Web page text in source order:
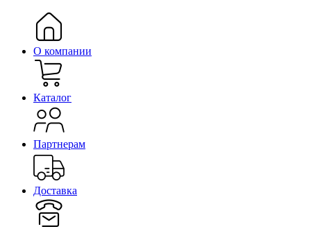
О компании
Каталог
Партнерам
Доставка